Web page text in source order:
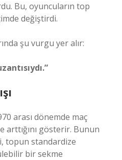
Bu, oyuncuların top
değiştirdi.
şu vurgu yer alır:
arası dönemde maç
arttığını gösterir. Bunun
topun standardize
bir sekme